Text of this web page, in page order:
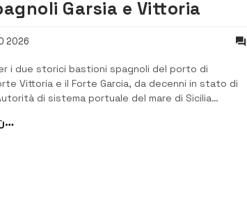
Garsia e Vittoria
2026
i due storici bastioni spagnoli del porto di
Vittoria e il Forte Garcia, da decenni in stato di
di sistema portuale del mare di Sicilia
un progetto di riqualificazione del valore di un
che ha già ottenuto il parere favorevole del […]